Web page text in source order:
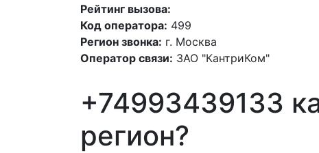
Рейтинг вызова:
Код оператора: 499
Регион звонка: г. Москва
Оператор связи: ЗАО "КантриКом"
+74993439133
регион?